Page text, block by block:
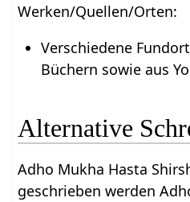
Werken/Quellen/Orten:
Verschiedene
Büchern sowie aus
Alternative
Adho Mukha Hasta
geschrieben werden